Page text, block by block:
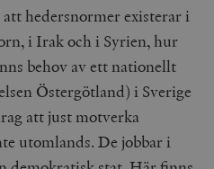
hedersnormer existerar i
i Irak och i Syrien, hur
behov av ett nationellt
Östergötland) i Sverige
att just motverka
utomlands. De jobbar i